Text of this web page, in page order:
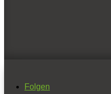
Folgen